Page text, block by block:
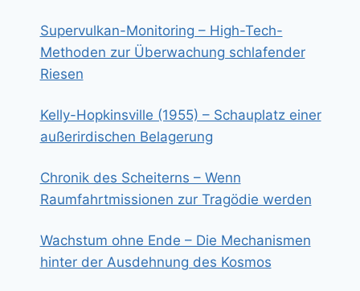
Supervulkan-Monitoring – High-Tech-
Methoden zur Überwachung schlafender
Riesen
Kelly-Hopkinsville (1955) – Schauplatz einer
außerirdischen Belagerung
Chronik des Scheiterns – Wenn
Raumfahrtmissionen zur Tragödie werden
Wachstum ohne Ende – Die Mechanismen
hinter der Ausdehnung des Kosmos